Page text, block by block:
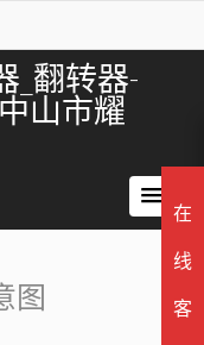
_翻转器-
山市耀
图
在
线
客